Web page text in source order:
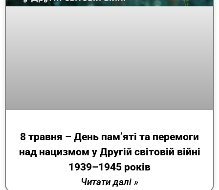
8 травня – День пам’яті та перемоги
над нацизмом у Другій світовій війні
1939–1945 років
Читати далі »